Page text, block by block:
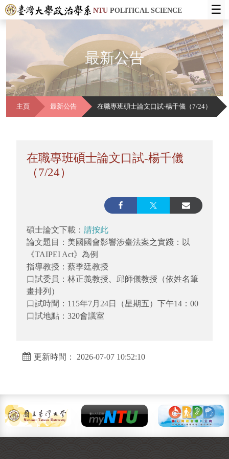
NTUPOLITICAL SCIENCE ☰
最新公告
主頁 最新公告 在職專班碩士論文口試-楊千儀（7/24）
在職專班碩士論文口試-楊千儀
（7/24）
碩士論文下載： 請按此
論文題目：美國國會影響涉臺法案之實踐：以
《TAIPEI Act》為例
指導教授：蔡季廷教授
口試委員：林正義教授、邱師儀教授（依姓名筆
畫排列）
口試時間：115年7月24日（星期五）下午14：00
口試地點：320會議室
更新時間： 2026-07-07 10:52:10